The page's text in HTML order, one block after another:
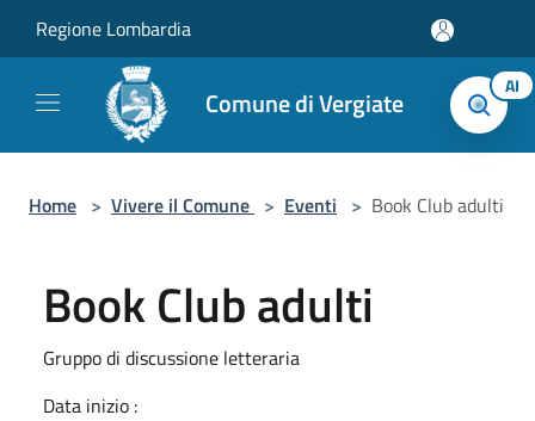
Regione Lombardia
Comune di Vergiate AI
Home > Vivere il Comune > Eventi > Book Club adulti
Book Club adulti
Gruppo di discussione letteraria
Data inizio :